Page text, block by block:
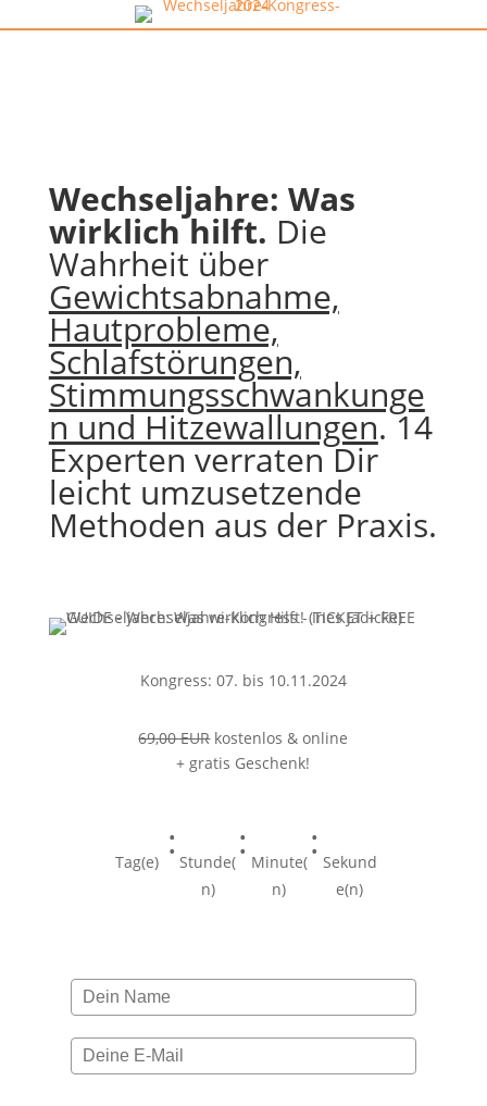
Wechseljahre: Was
wirklich hilft. Die
Wahrheit über
Gewichtsabnahme,
Hautprobleme,
Schlafstörungen,
Stimmungsschwankunge
n und Hitzewallungen. 14
Experten verraten Dir
leicht umzusetzende
Methoden aus der Praxis.
Kongress: 07. bis 10.11.2024
69,00 EURkostenlos & online
+ gratis Geschenk!
Tag(e) : Stunde(
n)
: Minute(
n)
: Sekund
e(n)